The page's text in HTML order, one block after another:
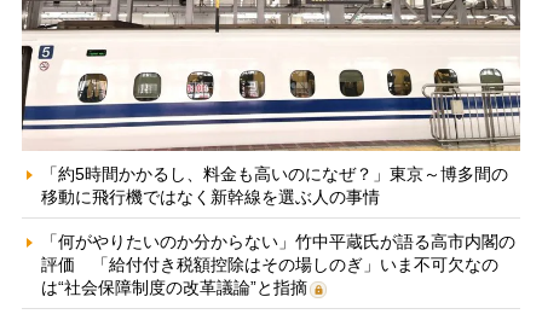
「約5時間かかるし、料金も高いのになぜ？」東京～博多間の
移動に飛行機ではなく新幹線を選ぶ人の事情
「何がやりたいのか分からない」竹中平蔵氏が語る高市内閣の
評価 「給付付き税額控除はその場しのぎ」いま不可欠なの
は“社会保障制度の改革議論”と指摘